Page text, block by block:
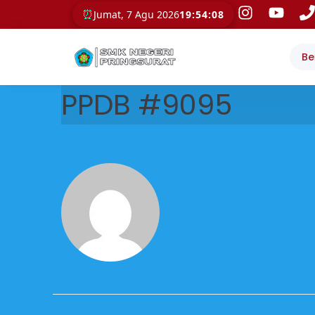
⏰ Jumat, 7 Agu 202619:54:08
PPDB #9095